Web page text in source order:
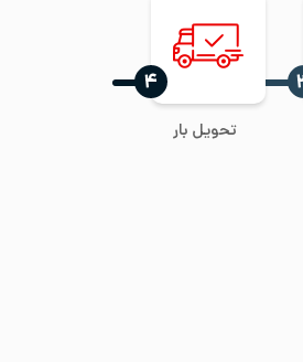
تحویل بار
‍۴